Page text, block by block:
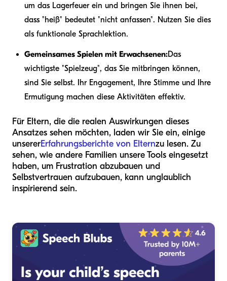
um das Lagerfeuer ein und bringen Sie ihnen bei,
dass "heiß" bedeutet "nicht anfassen". Nutzen Sie dies
als funktionale Sprachlektion.
Gemeinsames Spielen mit Erwachsenen:Das
wichtigste "Spielzeug", das Sie mitbringen können,
sind Sie selbst. Ihr Engagement, Ihre Stimme und Ihre
Ermutigung machen diese Aktivitäten effektiv.
Für Eltern, die die realen Auswirkungen dieses
Ansatzes sehen möchten, laden wir Sie ein, einige
unsererErfahrungsberichte von Elternzu lesen. Zu
sehen, wie andere Familien unsere Tools eingesetzt
haben, um Frustration abzubauen und
Selbstvertrauen aufzubauen, kann unglaublich
inspirierend sein.